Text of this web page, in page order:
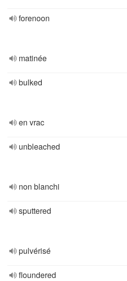
forenoon
matinée
bulked
en vrac
unbleached
non blanchi
sputtered
pulvérisé
floundered